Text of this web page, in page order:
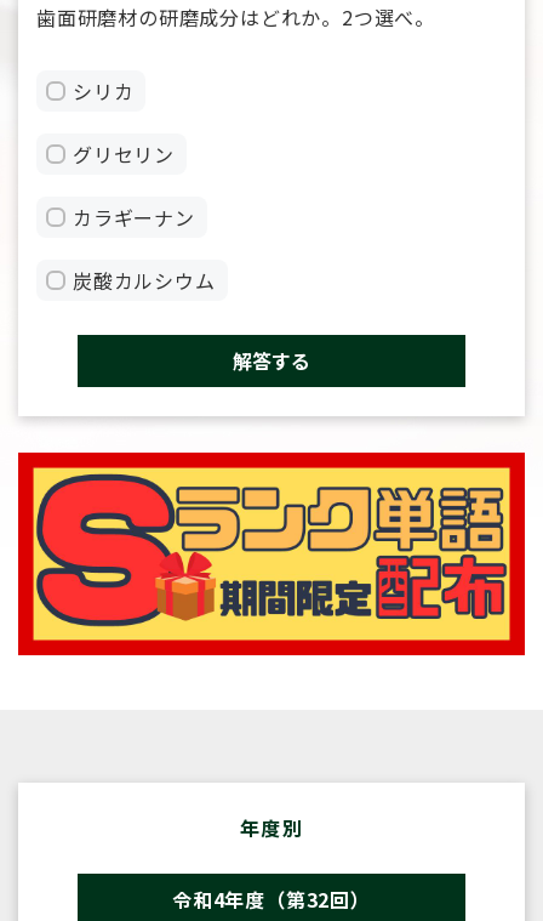
歯面研磨材の研磨成分はどれか。2つ選べ。
シリカ
グリセリン
カラギーナン
炭酸カルシウム
解答する
年度別
令和4年度（第32回）